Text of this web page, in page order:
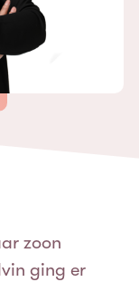
zoon
ging er